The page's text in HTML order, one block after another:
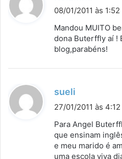
s
e
08/01/2011 às 1:52
Mandou MUITO
dona Buterffly aí !
blog,parabéns!
sueli
i
s
e
27/01/2011 às 4:12
Para Angel
que ensinam
e meu marido é
uma escola viva